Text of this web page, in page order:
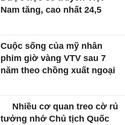
Nam tăng, cao nhất 24,5
Cuộc sống của mỹ nhân
phim giờ vàng VTV sau 7
năm theo chồng xuất ngoại
Nhiều cơ quan treo cờ rủ
tưởng nhớ Chủ tịch Quốc